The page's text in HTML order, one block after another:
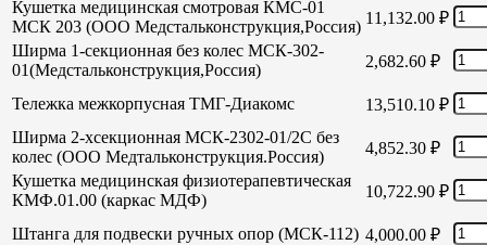
Кушетка медицинская смотровая КМС-01
МСК 203 (ООО Медстальконструкция,Россия) 11,132.00 ₽
Ширма 1-секционная без колес МСК-302-
01(Медстальконструкция,Россия)
2,682.60 ₽
Тележка межкорпусная ТМГ-Диакомс 13,510.10 ₽
Ширма 2-хсекционная МСК-2302-01/2С без
колес (ООО Медтальконструкция.Россия)
4,852.30 ₽
Кушетка медицинская физиотерапевтическая
КМФ.01.00 (каркас МДФ)
10,722.90 ₽
Штанга для подвески ручных опор (МСК-112) 4,000.00 ₽